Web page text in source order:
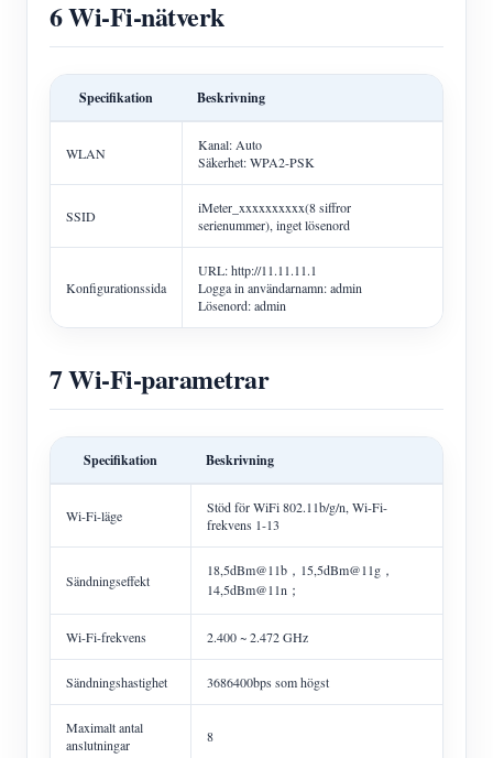
6 Wi-Fi-nätverk
Specifikation Beskrivning
WLAN
Kanal: Auto
Säkerhet: WPA2-PSK
SSID
iMeter_xxxxxxxxxx(8 siffror
serienummer), inget lösenord
Konfigurationssida
URL: http://11.11.11.1
Logga in användarnamn: admin
Lösenord: admin
7 Wi-Fi-parametrar
Specifikation Beskrivning
Wi-Fi-läge
Stöd för WiFi 802.11b/g/n, Wi-Fi-
frekvens 1-13
Sändningseffekt
18,5dBm@11b，15,5dBm@11g，
14,5dBm@11n；
Wi-Fi-frekvens 2.400 ~ 2.472 GHz
Sändningshastighet 3686400bps som högst
Maximalt antal
anslutningar
8